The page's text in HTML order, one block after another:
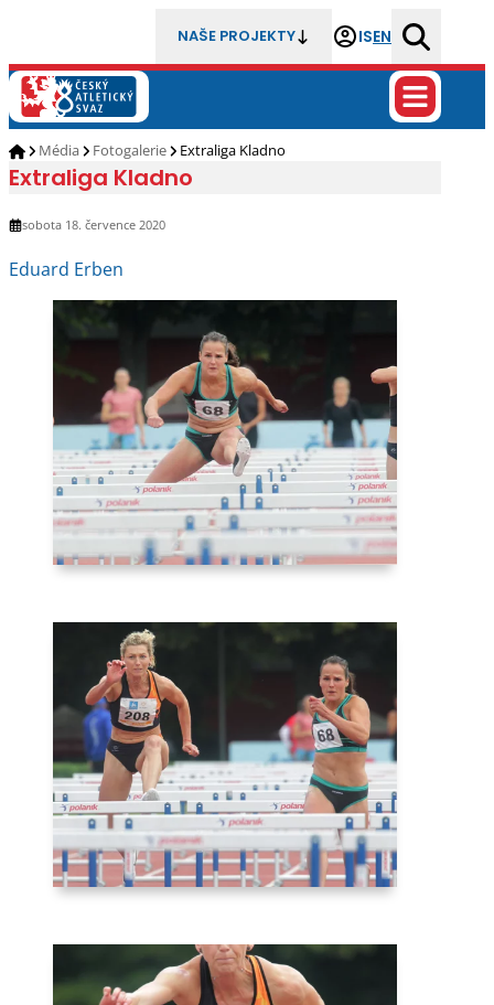
NAŠE PROJEKTY ISEN
Média Fotogalerie Extraliga Kladno
Extraliga Kladno
sobota 18. července 2020
Eduard Erben